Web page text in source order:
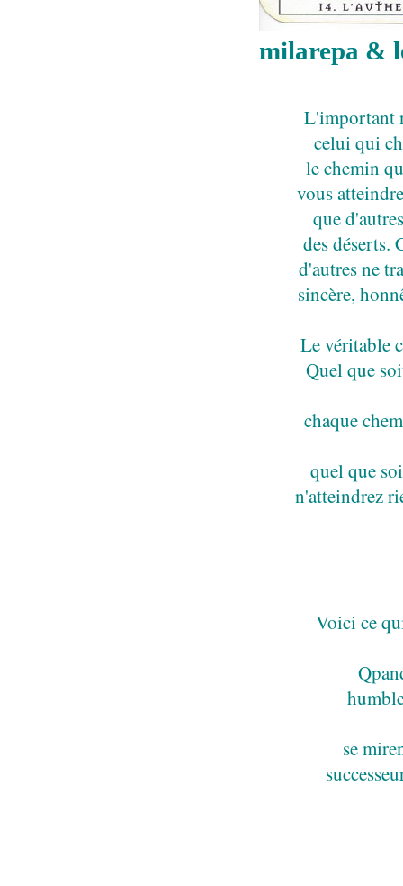
milarepa &
L'important
celui qui
le chemin
vous
que
des déserts.
d'autres ne
sincère,
Le véritable
Quel que
chaque
quel que
n'atteindrez
Voici ce
se